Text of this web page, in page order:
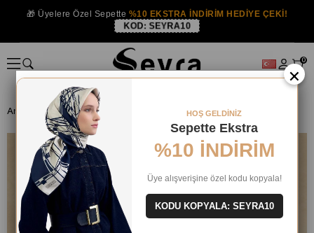
🎁 Üyelere Özel Sepette %10 EKSTRA İNDİRİM HEDİYE ÇEKİ!
KOD: SEYRA10
0
Anasayfa Silkhome Shiny Lila Işıltılı Eşarp 32742
×
HOŞ GELDİNİZ
Sepette Ekstra
%10 İNDİRİM
Üye alışverişine özel kodu kopyala!
KODU KOPYALA: SEYRA10